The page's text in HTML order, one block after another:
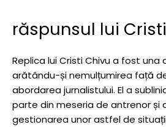
răspunsul lui
Replica lui Cristi Chivu a fost una
arătându-și nemulțumirea față
abordarea jurnalistului. El a
parte din meseria de antrenor și
gestionarea unor astfel de